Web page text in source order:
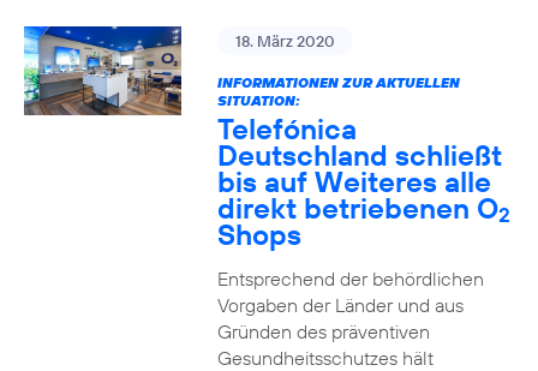
18. März 2020
INFORMATIONEN ZUR AKTUELLEN
SITUATION:
Telefónica
Deutschland schließt
bis auf Weiteres alle
direkt betriebenen O2
Shops
Entsprechend der behördlichen
Vorgaben der Länder und aus
Gründen des präventiven
Gesundheitsschutzes hält